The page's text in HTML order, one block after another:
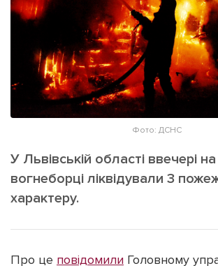
Інтерв'ю
Картки
Репортаж
Погляди
Ініціативи
Лонгріди
Прес-
Фото/
Made in Lviv
Фото: ДСНС
У Львівській області ввечері
вогнеборці ліквідували 3
характеру.
Про це повідомили Головному